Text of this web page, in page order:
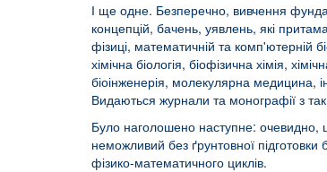
І ще одне. Безперечно, вивчення
концепцій, бачень, уявлень, які
фізиці, математичній та комп'ютерній
хімічна біологія, біофізична хімія,
біоінженерія, молекулярна медицина,
Видаються журнали та монографії з
Було наголошено наступне: очевидно,
неможливий без ґрунтовної підготовки
фізико-математичного циклів.